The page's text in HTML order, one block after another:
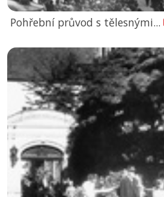
Pohřební průvod s tělesnými...